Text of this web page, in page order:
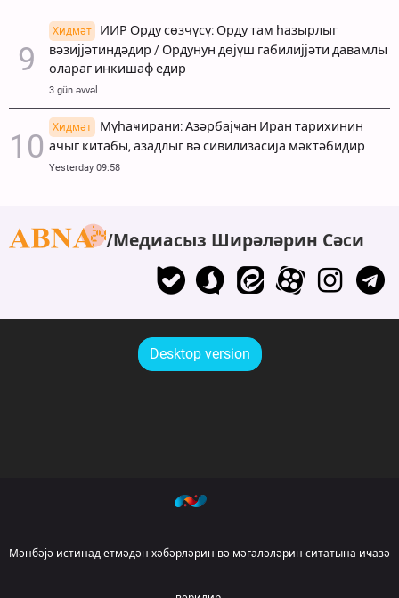
Хидмәт
ИИР Орду сөзчүсү: Орду там һазырлыг
вәзијјәтиндәдир / Ордунун дөјүш габилијјәти давамлы
олараг инкишаф едир
3 gün əvvəl
Хидмәт
Мүһаҹирани: Азәрбајҹан Иран тарихинин
ачыг китабы, азадлыг вә сивилизасија мәктәбидир
Yesterday 09:58
Медиасыз Ширәләрин Сәси
Desktop version
Мәнбәјә истинад етмәдән хәбәрләрин вә мәгаләләрин ситатына иҹазә